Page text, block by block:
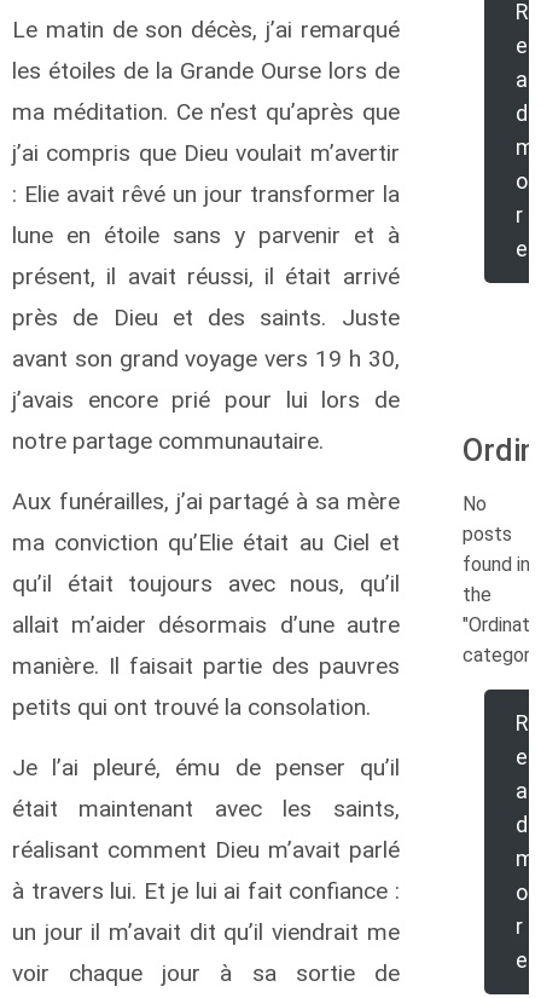
Le matin de son décès, j’ai remarqué
les étoiles de la Grande Ourse lors de
ma méditation. Ce n’est qu’après que
j’ai compris que Dieu voulait m’avertir
: Elie avait rêvé un jour transformer la
lune en étoile sans y parvenir et à
présent, il avait réussi, il était arrivé
près de Dieu et des saints. Juste
avant son grand voyage vers 19 h 30,
j’avais encore prié pour lui lors de
notre partage communautaire.
Aux funérailles, j’ai partagé à sa mère
ma conviction qu’Elie était au Ciel et
qu’il était toujours avec nous, qu’il
allait m’aider désormais d’une autre
manière. Il faisait partie des pauvres
petits qui ont trouvé la consolation.
Je l’ai pleuré, ému de penser qu’il
était maintenant avec les saints,
réalisant comment Dieu m’avait parlé
à travers lui. Et je lui ai fait confiance :
un jour il m’avait dit qu’il viendrait me
voir chaque jour à sa sortie de
R
e
a
d
m
o
r
e
No
posts
found in
the
category.
R
e
a
d
m
o
r
e